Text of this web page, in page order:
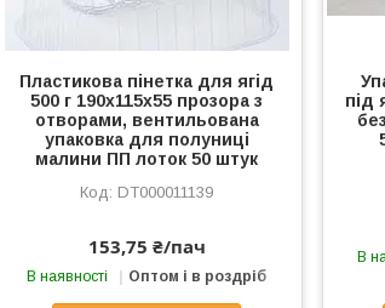
Пластикова пінетка для ягід
500 г 190х115х55 прозора з
отворами, вентильована
упаковка для полуниці
малини ПП лоток 50 штук
DT000011139
153,75 ₴/пач
В наявності Оптом і в роздріб
під
В